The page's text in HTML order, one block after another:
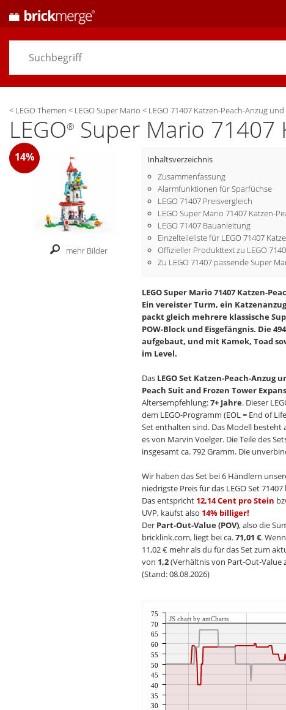
< LEGO Themen < LEGO Super Mario < LEGO 71407 Katzen-Peach-Anzug
LEGO® Super Mario 71407
14%
mehr Bilder
Inhaltsverzeichnis
Zusammenfassung
Alarmfunktionen für Sparfüchse
LEGO 71407 Preisvergleich
LEGO Super Mario 71407 Katzen-
LEGO 71407 Bauanleitung
Einzelteileliste für LEGO 71407
Offizieller Produkttext zu LEGO
Zu LEGO 71407 passende Super
LEGO Super Mario 71407 Katzen-
Ein vereister Turm, ein
packt gleich mehrere klassische
POW-Block und Eisgefängnis. Die
aufgebaut, und mit Kamek, Toad
im Level.
Das LEGO Set Katzen-Peach-Anzug
Peach Suit and Frozen Tower
Altersempfehlung:7+ Jahre. Dieser
dem LEGO-Programm (EOL = End of
Set enthalten sind. Das Modell besteht
es von Marvin Voelger. Die Teile des
insgesamt ca. 792 Gramm. Die
Wir haben das Set bei 6 Händlern
niedrigste Preis für das LEGO Set
Das entspricht 12,14 Cent pro Stein
UVP, kaufst also 14% billiger!
Der Part-Out-Value (POV), also die
bricklink.com, liegt bei ca.71,01 €.
11,02 € mehr als du für das Set zum
von 1,2(Verhältnis von Part-Out-Value
(Stand: 08.08.2026)
30
35
40
45
50
55
60
65
70
75
JS chart by amCharts